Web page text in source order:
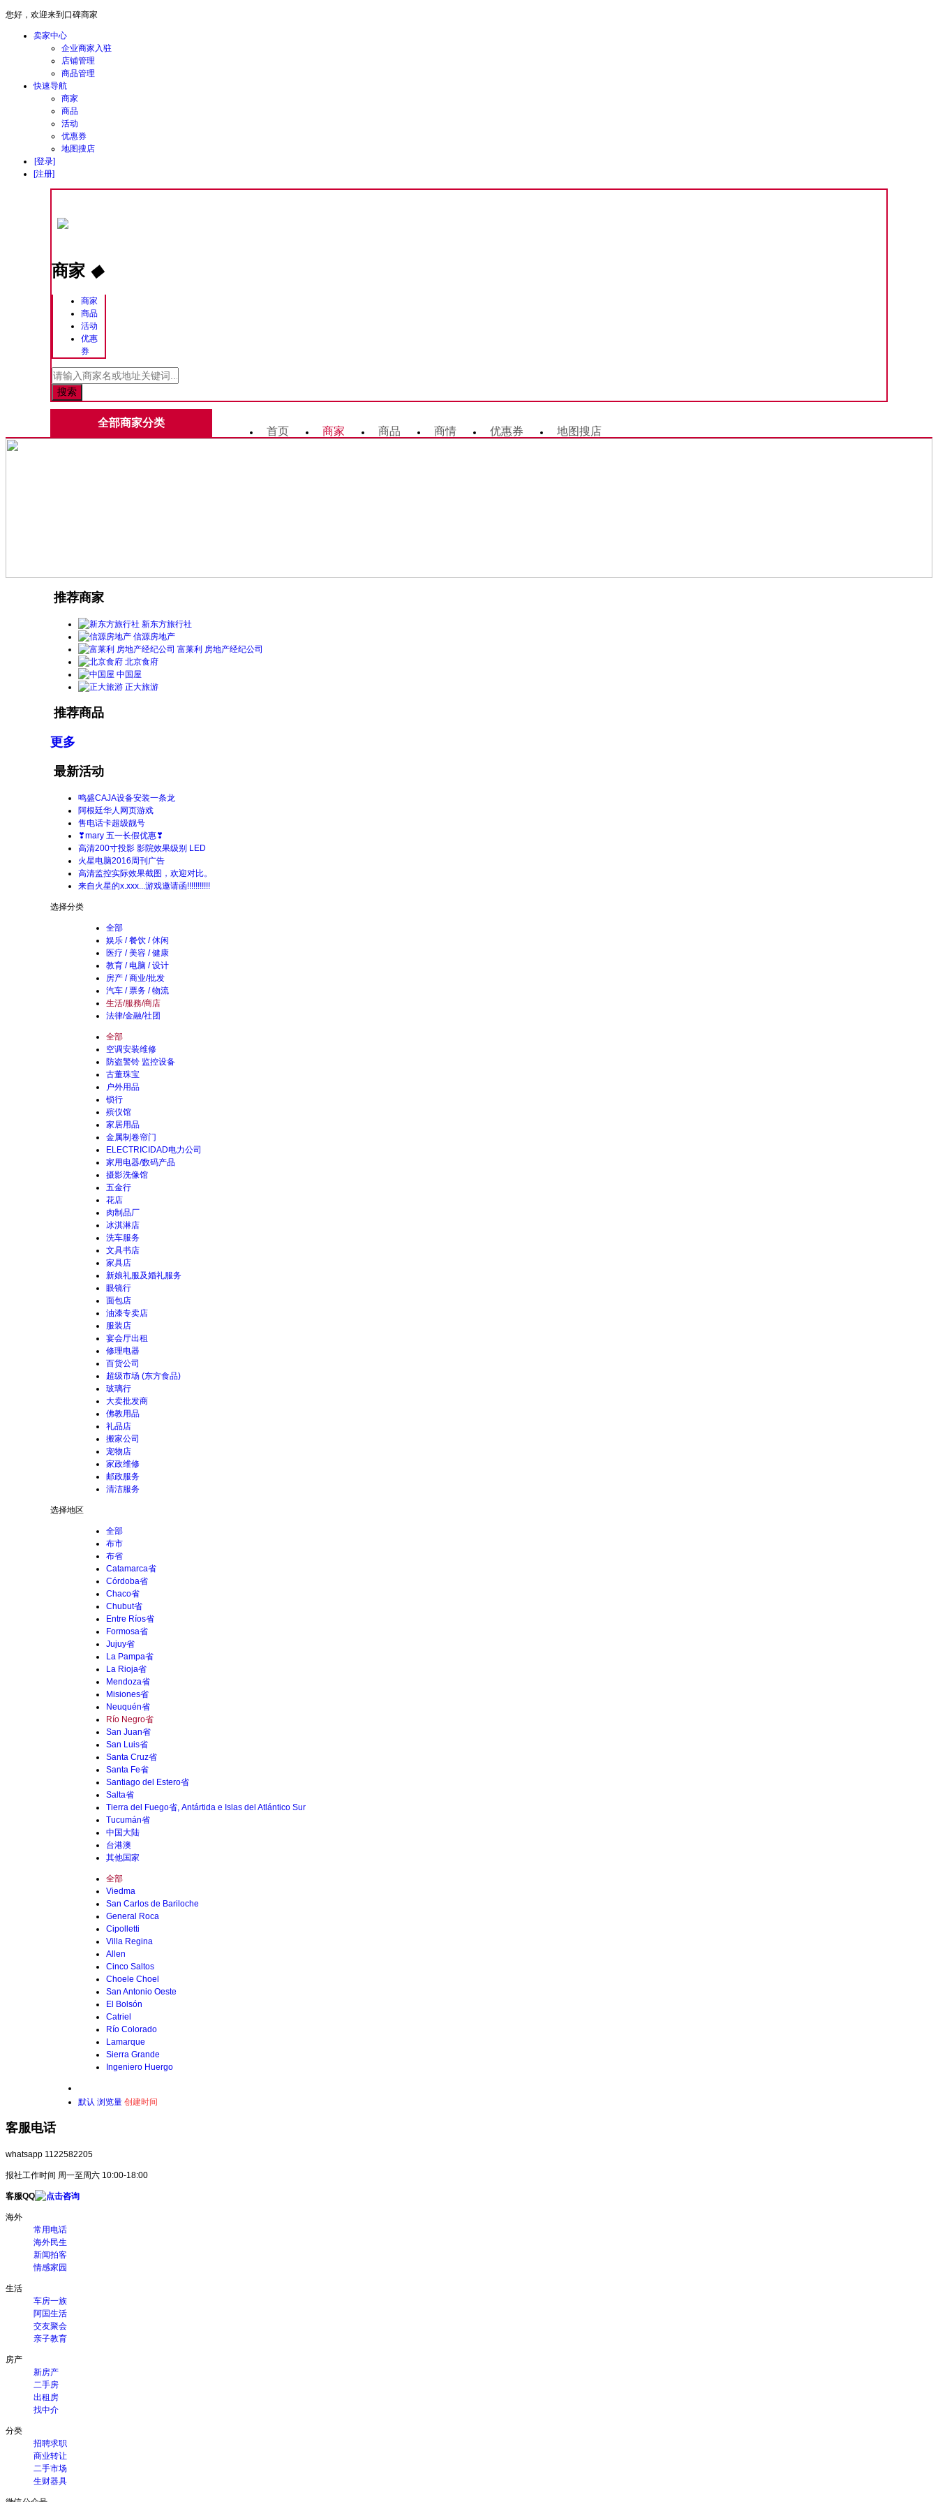
您好，欢迎来到口碑商家
卖家中心
企业商家入驻
店铺管理
商品管理
快速导航
商家
商品
活动
优惠券
地图搜店
[登录]
[注册]
商家 ◆
商家
商品
活动
优惠
券
全部商家分类
首页 商家 商品 商情 优惠券 地图搜店
推荐商家
新东方旅行社
信源房地产
富莱利 房地产经纪公司
北京食府
中国屋
正大旅游
推荐商品
更多
最新活动
鸣盛CAJA设备安装一条龙
阿根廷华人网页游戏
售电话卡超级靓号
❣mary 五一长假优惠❣
高清200寸投影 影院效果级别 LED
火星电脑2016周刊广告
高清监控实际效果截图，欢迎对比。
来自火星的x.xxx...游戏邀请函!!!!!!!!!!!
选择分类
全部
娱乐 / 餐饮 / 休闲
医疗 / 美容 / 健康
教育 / 电脑 / 设计
房产 / 商业/批发
汽车 / 票务 / 物流
生活/服務/商店
法律/金融/社团
全部
空调安装维修
防盗警铃 监控设备
古董珠宝
户外用品
锁行
殡仪馆
家居用品
金属制卷帘门
ELECTRICIDAD电力公司
家用电器/数码产品
摄影洗像馆
五金行
花店
肉制品厂
冰淇淋店
洗车服务
文具书店
家具店
新娘礼服及婚礼服务
眼镜行
面包店
油漆专卖店
服装店
宴会厅出租
修理电器
百货公司
超级市场 (东方食品)
玻璃行
大卖批发商
佛教用品
礼品店
搬家公司
宠物店
家政维修
邮政服务
清洁服务
选择地区
全部
布市
布省
Catamarca省
Córdoba省
Chaco省
Chubut省
Entre Ríos省
Formosa省
Jujuy省
La Pampa省
La Rioja省
Mendoza省
Misiones省
Neuquén省
Río Negro省
San Juan省
San Luis省
Santa Cruz省
Santa Fe省
Santiago del Estero省
Salta省
Tierra del Fuego省, Antártida e Islas del Atlántico Sur
Tucumán省
中国大陆
台港澳
其他国家
全部
Viedma
San Carlos de Bariloche
General Roca
Cipolletti
Villa Regina
Allen
Cinco Saltos
Choele Choel
San Antonio Oeste
El Bolsón
Catriel
Río Colorado
Lamarque
Sierra Grande
Ingeniero Huergo
默认 浏览量 创建时间
客服电话
whatsapp 1122582205
报社工作时间 周一至周六 10:00-18:00
客服QQ
海外
常用电话
海外民生
新闻拍客
情感家园
生活
车房一族
阿国生活
交友聚会
亲子教育
房产
新房产
二手房
出租房
找中介
分类
招聘求职
商业转让
二手市场
生财器具